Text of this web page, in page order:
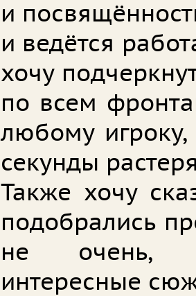
и
и ведётся
хочу
по всем
любому игроку,
секунды
Также хочу
подобрались
не очень,
интересные